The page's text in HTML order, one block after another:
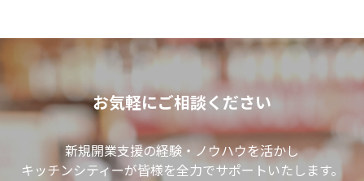
お気軽にご相談ください
新規開業支援の経験・ノウハウを活かし
キッチンシティーが皆様を全力でサポートいたします。